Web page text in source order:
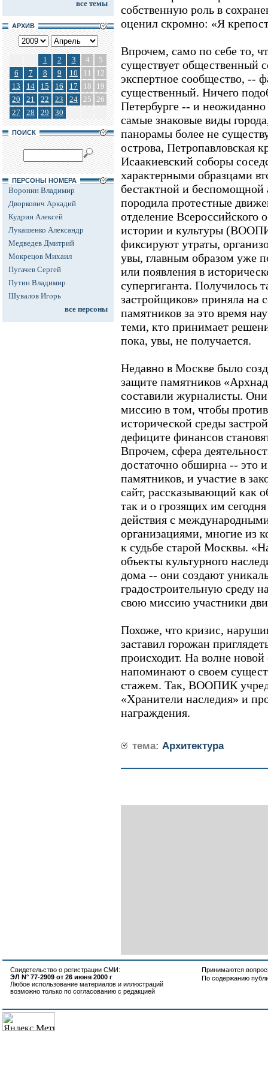
все темы
АРХИВ
1 2 3 4
5
6
7 8 9 10 11
12
13
14 15 16 17 18
19
20
21 22 23 24 25 26
27
28 29 30
ПОИСК
ПЕРСОНЫ НОМЕРА
Воронин Владимир
Дворкович Аркадий
Кудрин Алексей
Лукашенко Александр
Медведев Дмитрий
Мокрецов Михаил
Пугачев Сергей
Путин Владимир
Шувалов Игорь
все персоны
собственную роль в
оценил скромно: «Я
Впрочем, само по себе то,
существует общественный
экспертное сообщество, --
существенный. Ничего
Петербурге -- и
самые знаковые виды
панорамы более не
острова, Петропавловская
Исаакиевский соборы
характерными образцами
бестактной и беспомощной
породила протестные
отделение Всероссийского
истории и культуры
фиксируют утраты,
увы, главным образом уже
или появления в
супергиганта. Получилось
застройщиков» приняла на
памятников за это время
теми, кто принимает
пока, увы, не получается.
Недавно в Москве было
защите памятников
составили журналисты.
миссию в том, чтобы
исторической среды
дефиците финансов
Впрочем, сфера
достаточно обширна -- это
памятников, и участие в
сайт, рассказывающий как
так и о грозящих им
действия с
организациями, многие из
к судьбе старой Москвы.
объекты культурного
дома -- они создают
градостроительную среду
свою миссию участники
Похоже, что кризис,
заставил горожан
происходит. На волне
напоминают о своем
стажем. Так, ВООПИК
«Хранители наследия» и
награждения.
тема: Архитектура
Свидетельство о регистрации СМИ:
ЭЛ N° 77-2909 от 26 июня 2000 г
Любое использование материалов и иллюстраций
возможно только по согласованию с редакцией
Принимаются
По содержанию